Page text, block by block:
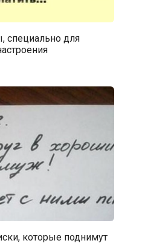
специально для
которые поднимут